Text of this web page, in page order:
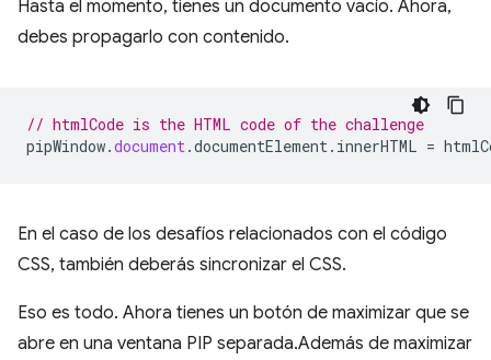
Hasta el momento, tienes un documento vacío. Ahora,
debes propagarlo con contenido.
// htmlCode is the HTML code of the challenge
pipWindow.document .documentElement . innerHTML =
En el caso de los desafíos relacionados con el código
CSS, también deberás sincronizar el CSS.
Eso es todo. Ahora tienes un botón de maximizar que se
abre en una ventana PIP separada.Además de maximizar